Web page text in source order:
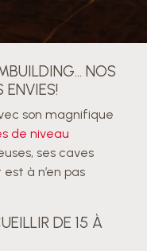
NOS
ENVIES!
son magnifique
de niveau
ses caves
à n’en pas
DE 15 À